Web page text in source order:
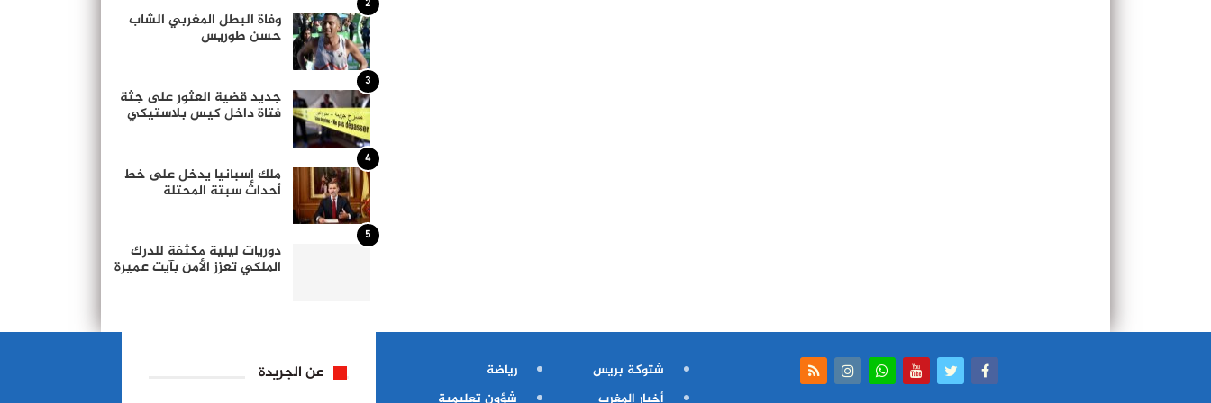
2
وفاة البطل المغربي الشاب
حسن طوريس
3
جديد قضية العثور على جثة
فتاة داخل كيس بلاستيكي
4
ملك إسبانيا يدخل على خط
أحداث سبتة المحتلة
5
دوريات ليلية مكثفة للدرك
الملكي تعزز الأمن بآيت عميرة
شتوكة بريس
أخبار المغرب
رياضة
شؤون تعليمية
عن الجريدة